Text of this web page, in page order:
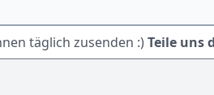
täglich zusenden :) Teile uns